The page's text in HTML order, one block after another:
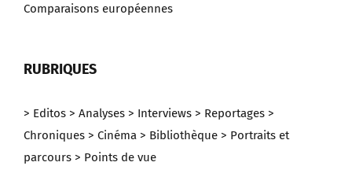
Comparaisons européennes
RUBRIQUES
> Editos > Analyses > Interviews > Reportages >
Chroniques > Cinéma > Bibliothèque > Portraits et
parcours > Points de vue